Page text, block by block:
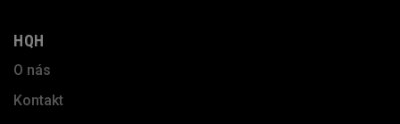
HQH
O nás
Kontakt